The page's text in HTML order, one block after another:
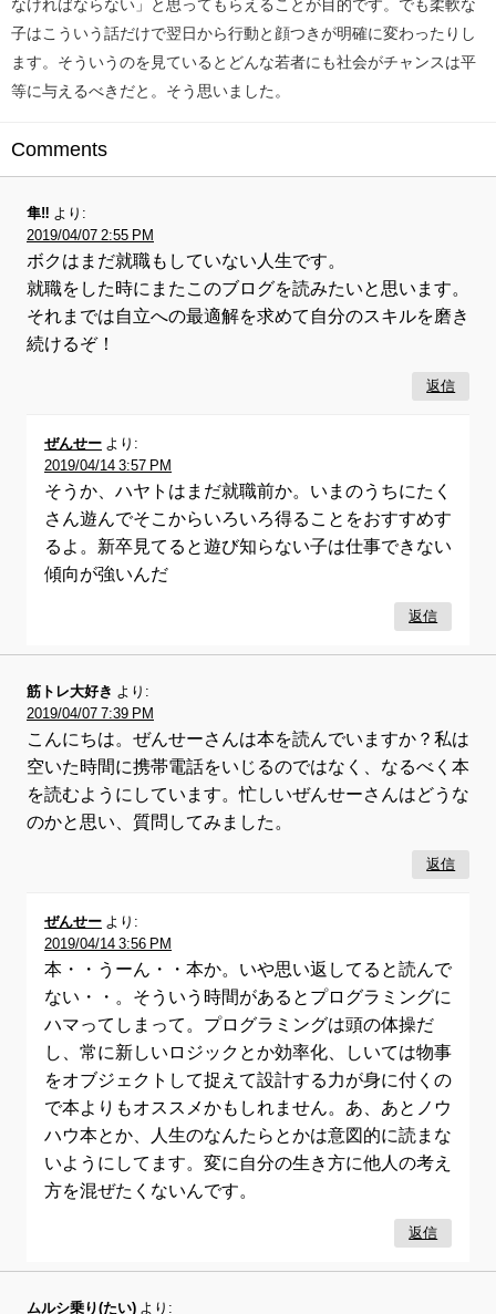
なければならない」と思ってもらえることが目的です。でも柔軟な
子はこういう話だけで翌日から行動と顔つきが明確に変わったりし
ます。そういうのを見ているとどんな若者にも社会がチャンスは平
等に与えるべきだと。そう思いました。
Comments
隼‼︎ より:
2019/04/07 2:55 PM
ボクはまだ就職もしていない人生です。
就職をした時にまたこのブログを読みたいと思います。
それまでは自立への最適解を求めて自分のスキルを磨き
続けるぞ！
返信
ぜんせー より:
2019/04/14 3:57 PM
そうか、ハヤトはまだ就職前か。いまのうちにたく
さん遊んでそこからいろいろ得ることをおすすめす
るよ。新卒見てると遊び知らない子は仕事できない
傾向が強いんだ
返信
筋トレ大好き より:
2019/04/07 7:39 PM
こんにちは。ぜんせーさんは本を読んでいますか？私は
空いた時間に携帯電話をいじるのではなく、なるべく本
を読むようにしています。忙しいぜんせーさんはどうな
のかと思い、質問してみました。
返信
ぜんせー より:
2019/04/14 3:56 PM
本・・うーん・・本か。いや思い返してると読んで
ない・・。そういう時間があるとプログラミングに
ハマってしまって。プログラミングは頭の体操だ
し、常に新しいロジックとか効率化、しいては物事
をオブジェクトして捉えて設計する力が身に付くの
で本よりもオススメかもしれません。あ、あとノウ
ハウ本とか、人生のなんたらとかは意図的に読まな
いようにしてます。変に自分の生き方に他人の考え
方を混ぜたくないんです。
返信
ムルシ乗り(たい) より: